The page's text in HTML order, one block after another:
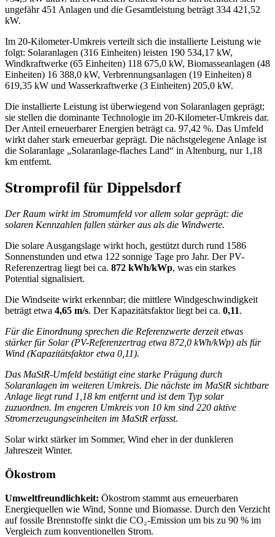
ungefähr 451 Anlagen und die Gesamtleistung beträgt 334 421,52
kW.
Im 20‑Kilometer‑Umkreis verteilt sich die installierte Leistung wie
folgt: Solaranlagen (316 Einheiten) leisten 190 534,17 kW,
Windkraftwerke (65 Einheiten) 118 675,0 kW, Biomasseanlagen (48
Einheiten) 16 388,0 kW, Verbrennungsanlagen (19 Einheiten) 8
619,35 kW und Wasserkraftwerke (3 Einheiten) 205,0 kW.
Die installierte Leistung ist überwiegend von Solaranlagen geprägt;
sie stellen die dominante Technologie im 20‑Kilometer‑Umkreis dar.
Der Anteil erneuerbarer Energien beträgt ca. 97,42 %. Das Umfeld
wirkt daher stark erneuerbar geprägt. Die nächstgelegene Anlage ist
die Solaranlage „Solaranlage‑flaches Land“ in Altenburg, nur 1,18
km entfernt.
Stromprofil für Dippelsdorf
Der Raum wirkt im Stromumfeld vor allem solar geprägt: die
solaren Kennzahlen fallen stärker aus als die Windwerte.
Die solare Ausgangslage wirkt hoch, gestützt durch rund 1586
Sonnenstunden und etwa 122 sonnige Tage pro Jahr. Der PV-
Referenzertrag liegt bei ca. 872 kWh/kWp, was ein starkes
Potential signalisiert.
Die Windseite wirkt erkennbar; die mittlere Windgeschwindigkeit
beträgt etwa 4,65 m/s. Der Kapazitätsfaktor liegt bei ca. 0,11.
Für die Einordnung sprechen die Referenzwerte derzeit etwas
stärker für Solar (PV-Referenzertrag etwa 872,0 kWh/kWp) als für
Wind (Kapazitätsfaktor etwa 0,11).
Das MaStR‑Umfeld bestätigt eine starke Prägung durch
Solaranlagen im weiteren Umkreis. Die nächste im MaStR sichtbare
Anlage liegt rund 1,18 km entfernt und ist dem Typ solar
zuzuordnen. Im engeren Umkreis von 10 km sind 220 aktive
Stromerzeugungseinheiten im MaStR erfasst.
Solar wirkt stärker im Sommer, Wind eher in der dunkleren
Jahreszeit Winter.
Ökostrom
Umweltfreundlichkeit: Ökostrom stammt aus erneuerbaren
Energiequellen wie Wind, Sonne und Biomasse. Durch den Verzicht
auf fossile Brennstoffe sinkt die CO₂‑Emission um bis zu 90 % im
Vergleich zum konventionellen Strom.